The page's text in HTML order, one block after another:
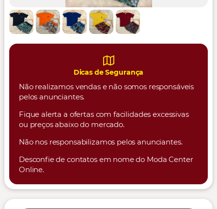
Dicas de Segurança
Não realizamos vendas e não somos responsáveis
pelos anunciantes.
Fique alerta a ofertas com facilidades excessivas
ou preços abaixo do mercado.
Não nos responsabilizamos pelos anunciantes.
Desconfie de contatos em nome do Moda Center
Online.